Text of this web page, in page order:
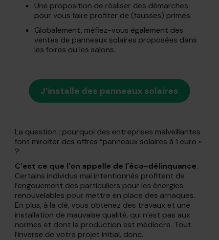
Une proposition de réaliser des démarches
pour vous faire profiter de (fausses) primes.
Globalement, méfiez-vous également des
ventes de panneaux solaires proposées dans
les foires ou les salons.
J’installe des panneaux solaires
La question : pourquoi des entreprises malveillantes
font miroiter des offres “panneaux solaires à 1 euro »
?
C’est ce que l’on appelle de l’éco-délinquance.
Certains individus mal intentionnés profitent de
l’engouement des particuliers pour les énergies
renouvelables pour mettre en place des arnaques.
En plus, à la clé, vous obtenez des travaux et une
installation de mauvaise qualité, qui n’est pas aux
normes et dont la production est médiocre. Tout
l’inverse de votre projet initial, donc.